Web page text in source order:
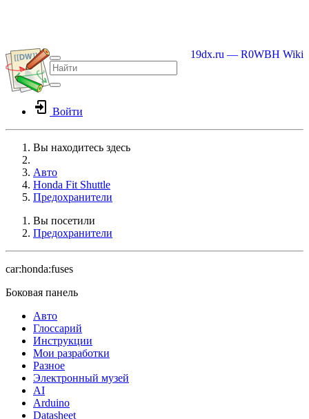
19dx.ru — R0WBH Wiki
Войти
Вы находитесь здесь
Авто
Honda Fit Shuttle
Предохранители
Вы посетили
Предохранители
car:honda:fuses
Боковая панель
Авто
Глоссарий
Инструкции
Мои разработки
Разное
Электронный музей
AI
Arduino
Datasheet